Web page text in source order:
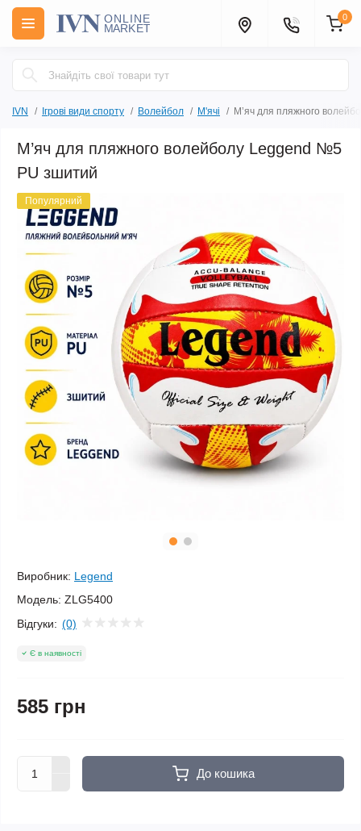
0
IVN Ігрові види спорту Волейбол М'ячі М’яч для пляжного
М’яч для пляжного волейболу Leggend №5
PU зшитий
Популярний
Виробник: Legend
Модель: ZLG5400
Відгуки: (0)
Є в наявності
585 грн
До кошика